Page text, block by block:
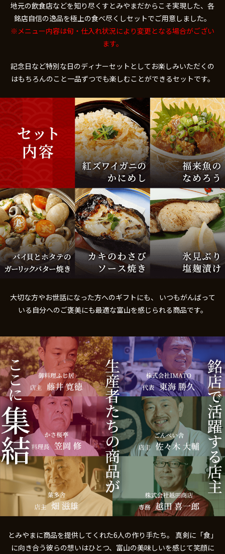
地元の飲食店などを知り尽くすとみやまだからこそ実現した、 各
銘店自信の逸品を極上の食べ尽くしセットでご用意しました。
※メニュー内容は旬・仕入れ状況により変更となる場合がござい
ます。
記念日など特別な日のディナーセットとしてお楽しみいただくの
はもちろんのこと一品ずつでも楽しむことができるセットです。
大切な方やお世話になった方へのギフトにも、
いる自分へのご褒美にも最適な富山を感じられる商品です。
とみやまに商品を提供してくれた6人の作り手たち。
に向き合う彼らの想いはひとつ、富山の美味しいを感じて笑顔に